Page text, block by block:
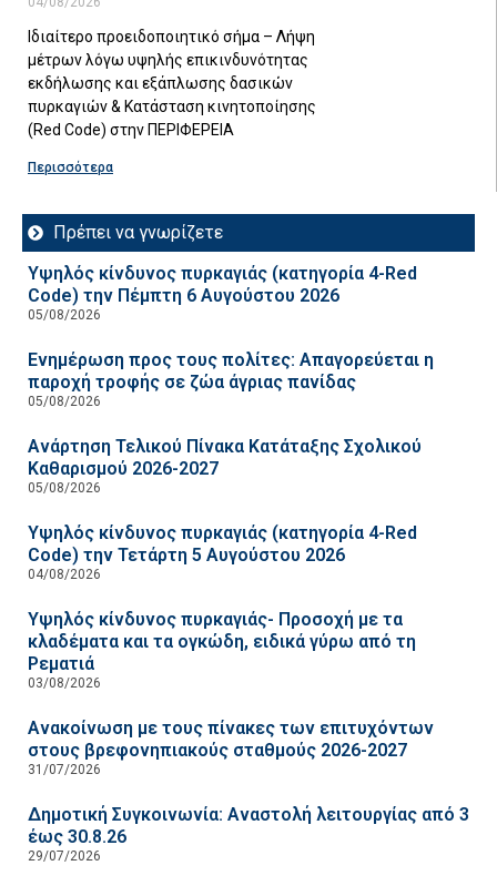
Ιδιαίτερο προειδοποιητικό σήμα – Λήψη
μέτρων λόγω υψηλής επικινδυνότητας
εκδήλωσης και εξάπλωσης δασικών
πυρκαγιών & Κατάσταση κινητοποίησης
(Red Code) στην ΠΕΡΙΦΕΡΕΙΑ
Περισσότερα
Πρέπει να γνωρίζετε
Υψηλός κίνδυνος πυρκαγιάς (κατηγορία 4-Red
Code) την Πέμπτη 6 Αυγούστου 2026
05/08/2026
Ενημέρωση προς τους πολίτες: Απαγορεύεται η
παροχή τροφής σε ζώα άγριας πανίδας
05/08/2026
Ανάρτηση Τελικού Πίνακα Κατάταξης Σχολικού
Καθαρισμού 2026-2027
05/08/2026
Υψηλός κίνδυνος πυρκαγιάς (κατηγορία 4-Red
Code) την Τετάρτη 5 Αυγούστου 2026
04/08/2026
Υψηλός κίνδυνος πυρκαγιάς- Προσοχή με τα
κλαδέματα και τα ογκώδη, ειδικά γύρω από τη
Ρεματιά
03/08/2026
Ανακοίνωση με τους πίνακες των επιτυχόντων
στους βρεφονηπιακούς σταθμούς 2026-2027
31/07/2026
Δημοτική Συγκοινωνία: Αναστολή λειτουργίας από 3
έως 30.8.26
29/07/2026